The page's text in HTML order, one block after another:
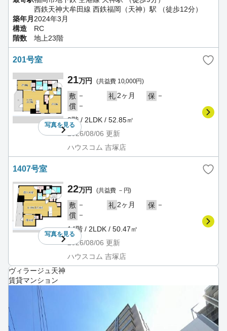
西鉄天神大牟田線 西鉄福岡（天神）駅 （徒歩12分）
築年月 2024年3月
構造
RC
階数
地上23階
201号室
写真を見る
21万円 (共益費 10,000円)
敷 － 礼 2ヶ月 保 －
償 －
2階 / 2LDK / 52.85㎡
2026/08/06 更新
ハウスコム 吉塚店
1407号室
写真を見る
22万円 (共益費 －円)
敷 － 礼 2ヶ月 保 －
償 －
14階 / 2LDK / 50.47㎡
2026/08/06 更新
ハウスコム 吉塚店
ヴィラージュ天神
賃貸マンション